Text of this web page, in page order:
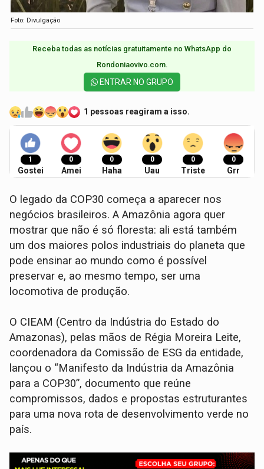
Foto: Divulgação
Receba todas as notícias gratuitamente no WhatsApp do
Rondoniaovivo.com.​
ENTRAR NO GRUPO
1 pessoas reagiram a isso.
1
Gostei
0
Amei
0
Haha
0
Uau
0
Triste
0
Grr
O legado da COP30 começa a aparecer nos
negócios brasileiros. A Amazônia agora quer
mostrar que não é só floresta: ali está também
um dos maiores polos industriais do planeta que
pode ensinar ao mundo como é possível
preservar e, ao mesmo tempo, ser uma
locomotiva de produção.
O CIEAM (Centro da Indústria do Estado do
Amazonas), pelas mãos de Régia Moreira Leite,
coordenadora da Comissão de ESG da entidade,
lançou o “Manifesto da Indústria da Amazônia
para a COP30”, documento que reúne
compromissos, dados e propostas estruturantes
para uma nova rota de desenvolvimento verde no
país.